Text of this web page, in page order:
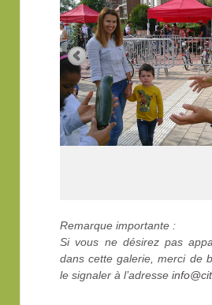
Remarque importante :
Si vous ne désirez pas
dans cette galerie, merci de
le signaler à l’adresse